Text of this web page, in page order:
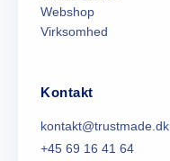
Webshop
Virksomhed
Kontakt
kontakt@trustmade.dk
+45 69 16 41 64